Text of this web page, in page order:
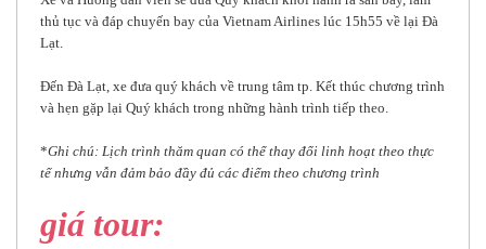
thủ tục và đáp chuyến bay của Vietnam Airlines lúc 15h55 về lại Đà
Lạt.
Đến Đà Lạt, xe đưa quý khách về trung tâm tp. Kết thúc chương trình
và hẹn gặp lại Quý khách trong những hành trình tiếp theo.
*Ghi chú: Lịch trình thăm quan có thể thay đổi linh hoạt theo thực
tế nhưng vẫn đảm bảo đầy đủ các điểm theo chương trình
giá tour: